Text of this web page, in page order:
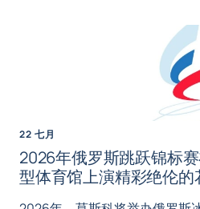
22 七月
2026年俄罗斯跳跃锦标
型体育馆上演精彩绝伦的